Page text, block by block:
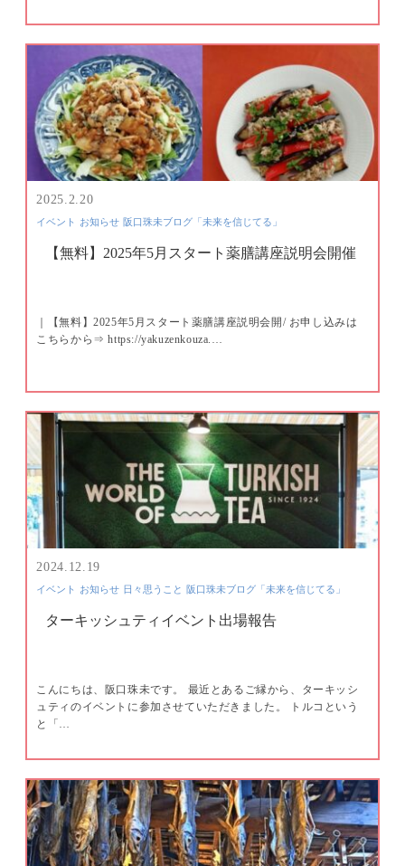
2025.2.20
イベント お知らせ 阪口珠未ブログ「未来を信じてる」
【無料】2025年5月スタート薬膳講座説明会開催
｜【無料】2025年5月スタート薬膳講座説明会開/ お申し込みは
こちらから⇒ https://yakuzenkouza.…
2024.12.19
イベント お知らせ 日々思うこと 阪口珠未ブログ「未来を信じてる」
ターキッシュティイベント出場報告
こんにちは、阪口珠未です。 最近とあるご縁から、ターキッシ
ュティのイベントに参加させていただきました。 トルコという
と「…